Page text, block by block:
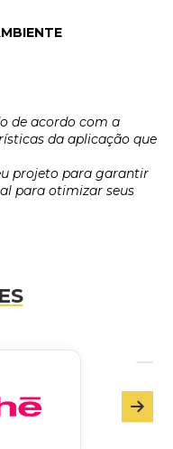
de acordo com a
da aplicação que
projeto para garantir
para otimizar seus